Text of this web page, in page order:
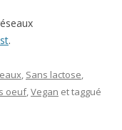
.
, Sans lactose,
oeuf,Vegan et taggué